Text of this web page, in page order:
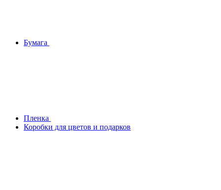
Бумага
Плeнка
Коробки для цветов и подарков